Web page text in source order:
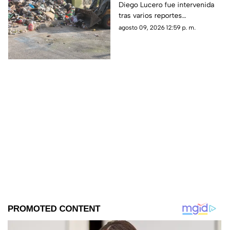
Diego Lucero fue intervenida
tras varios reportes
ciudadanos por acumulación
agosto 09, 2026 12:59 p. m.